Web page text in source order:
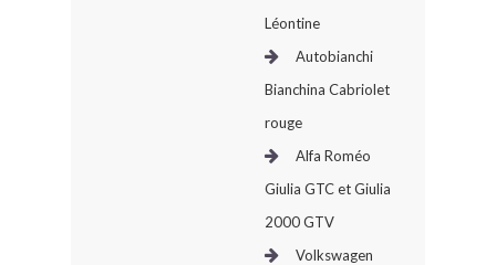
Léontine
Autobianchi
Bianchina Cabriolet
rouge
Alfa Roméo
Giulia GTC et Giulia
2000 GTV
Volkswagen